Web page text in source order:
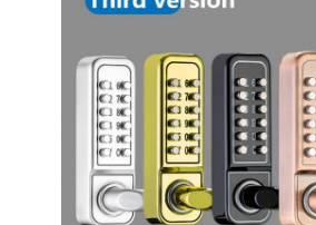
出入口のhandlesets
スマートなドア ロック
棚のドアロック
ドアの付属ハードウェア
シリンダー ドアのノブ